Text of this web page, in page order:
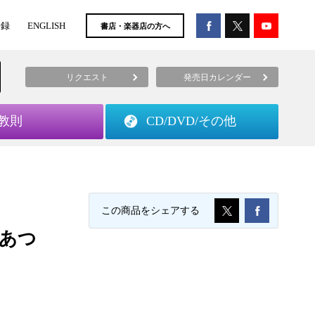
ENGLISH 書店・楽器店の方へ
リクエスト 発売日カレンダー
則 CD/DVD/その他
つ
この商品をシェアする